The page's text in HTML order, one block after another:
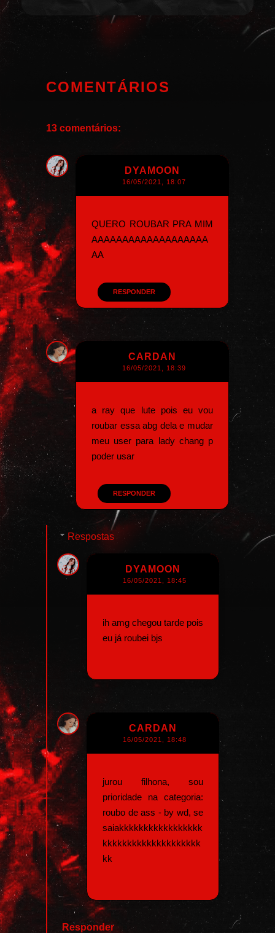
COMENTÁRIOS
13 comentários:
DYAMOON
16/05/2021, 18:07
QUERO ROUBAR PRA MIM
AAAAAAAAAAAAAAAAAAA
AA
RESPONDER
CARDAN
16/05/2021, 18:39
a ray que lute pois eu vou
roubar essa abg dela e mudar
meu user para lady chang p
poder usar
RESPONDER
Respostas
DYAMOON
16/05/2021, 18:45
ih amg chegou tarde pois
eu já roubei bjs
CARDAN
16/05/2021, 18:48
jurou filhona, sou
prioridade na categoria:
roubo de ass - by wd, se
saiakkkkkkkkkkkkkkkkk
kkkkkkkkkkkkkkkkkkkk
kk
Responder